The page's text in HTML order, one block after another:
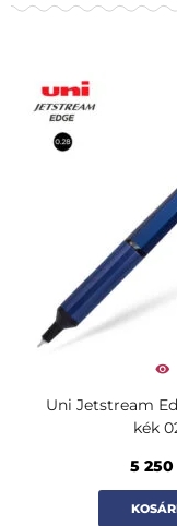
Uni Jetstream
kék
5 250